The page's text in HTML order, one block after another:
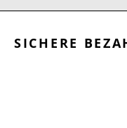
SICHERE